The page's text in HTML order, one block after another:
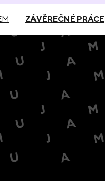
ZÁVĚREČNÉ PRÁCE